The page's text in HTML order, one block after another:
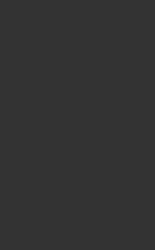
gondozása: orvosi-jogi-